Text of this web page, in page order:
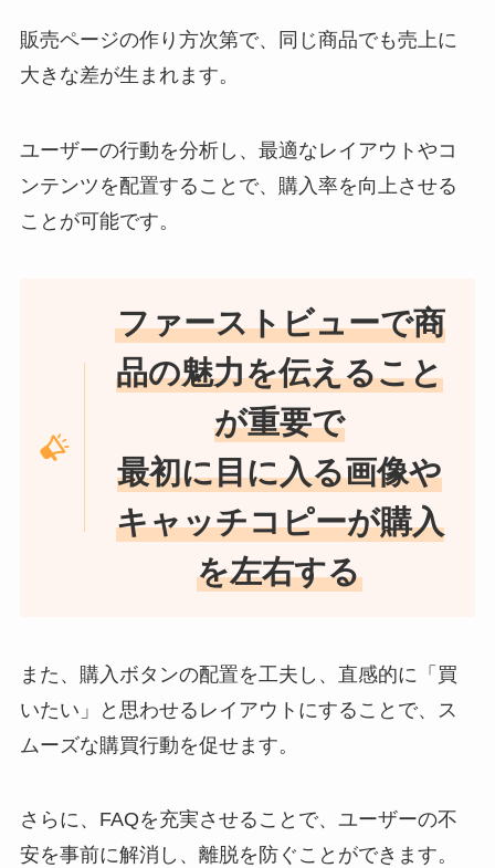
販売ページの作り方次第で、同じ商品でも売上に
大きな差が生まれます。
ユーザーの行動を分析し、最適なレイアウトやコ
ンテンツを配置することで、購入率を向上させる
ことが可能です。
ファーストビューで商
品の魅力を伝えること
が重要で
最初に目に入る画像や
キャッチコピーが購入
を左右する
また、購入ボタンの配置を工夫し、直感的に「買
いたい」と思わせるレイアウトにすることで、ス
ムーズな購買行動を促せます。
さらに、FAQを充実させることで、ユーザーの不
安を事前に解消し、離脱を防ぐことができます。